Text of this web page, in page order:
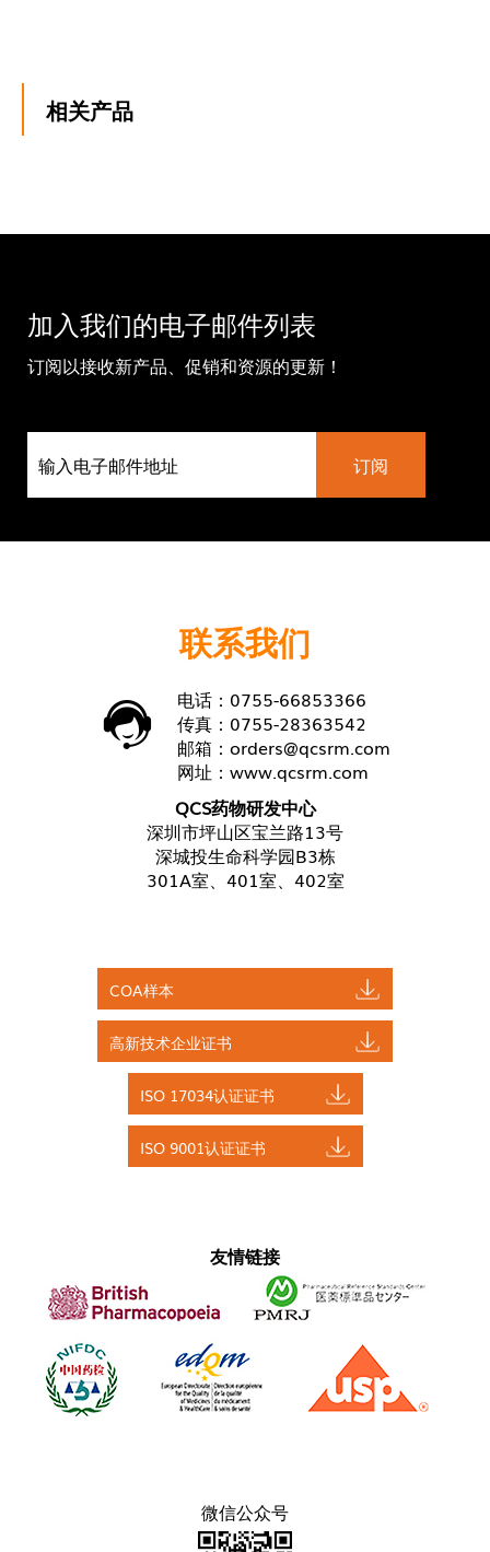
相关产品
加入我们的电子邮件列表
订阅以接收新产品、促销和资源的更新！
联系我们
电话：0755-66853366
传真：0755-28363542
邮箱： orders@qcsrm.com
网址： www.qcsrm.com
QCS药物研发中心
深圳市坪山区宝兰路13号
深城投生命科学园B3栋
301A室、401室、402室
COA样本
高新技术企业证书
ISO 17034认证证书
ISO 9001认证证书
友情链接
微信公众号